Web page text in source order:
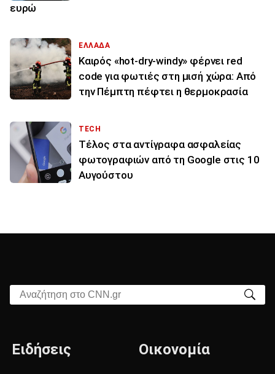
ευρώ
ΕΛΛΑΔΑ
Καιρός «hot-dry-windy» φέρνει red
code για φωτιές στη μισή χώρα: Από
την Πέμπτη πέφτει η θερμοκρασία
TECH
Τέλος στα αντίγραφα ασφαλείας
φωτογραφιών από τη Google στις 10
Αυγούστου
Αναζήτηση στο CNN.gr
Ειδήσεις Οικονομία